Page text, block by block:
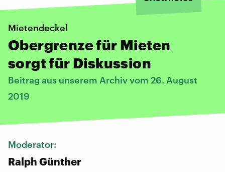
Mietendeckel
Obergrenze für Mieten
sorgt für Diskussion
Beitrag aus unserem Archiv vom 26. August
2019
Moderator:
Ralph Günther